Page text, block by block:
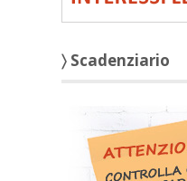
〉 Scadenziario